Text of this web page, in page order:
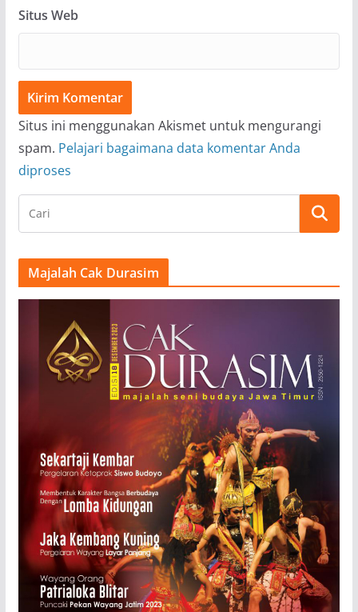
Situs Web
Situs ini menggunakan Akismet untuk mengurangi
spam. Pelajari bagaimana data komentar Anda
diproses
Majalah Cak Durasim